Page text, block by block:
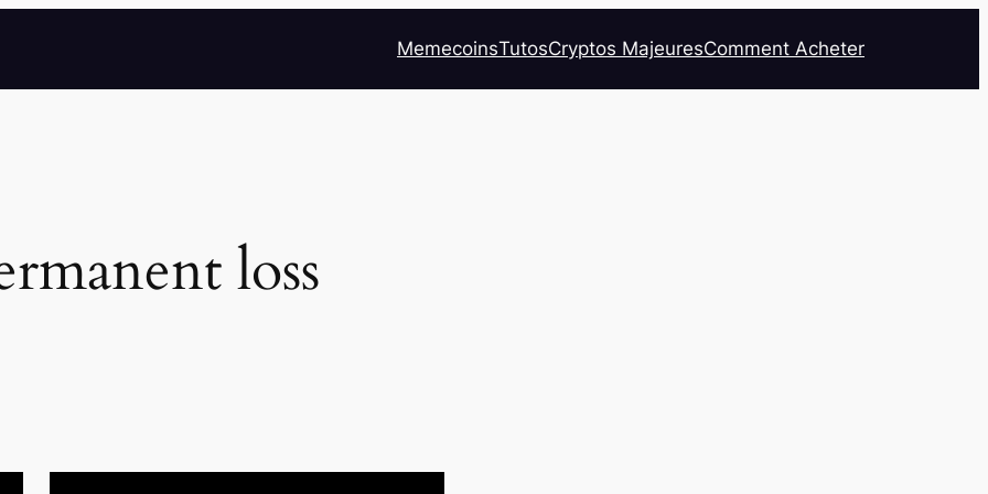
MemecoinsTutosCryptos MajeuresComment Acheter
loss